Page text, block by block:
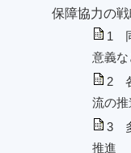
保障協力の
1
意義な
2
流の推
3
推進